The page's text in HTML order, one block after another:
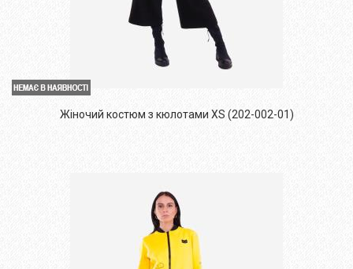
Жіночий костюм з кюлотами XS (202-002-01)